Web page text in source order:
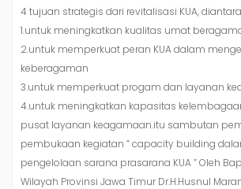
4 tujuan strategis dari revitalisasi KUA,
1.untuk meningkatkan kualitas umat
2.untuk memperkuat peran KUA dalam
keberagaman
3.untuk memperkuat progam dan layanan
4.untuk meningkatkan kapasitas
pusat layanan keagamaan.itu sambutan
pembukaan kegiatan ” capacity building
pengelolaan sarana prasarana KUA ” Oleh
Wilayah Provinsi Jawa Timur Dr.H.Husnul